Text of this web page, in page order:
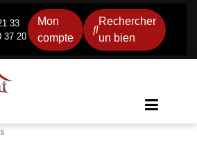
33
37 20
Mon
compte
Rechercher
un bien